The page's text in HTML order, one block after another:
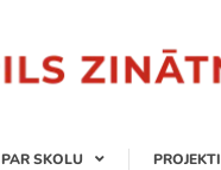
PAR SKOLU PROJEKTI